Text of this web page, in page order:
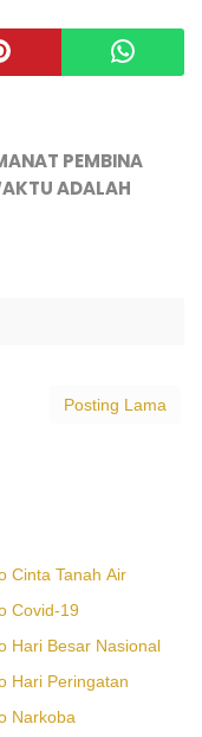
PEMBINA
ADALAH
Posting Lama
Cinta Tanah Air
Covid-19
Hari Besar Nasional
Hari Peringatan
Narkoba